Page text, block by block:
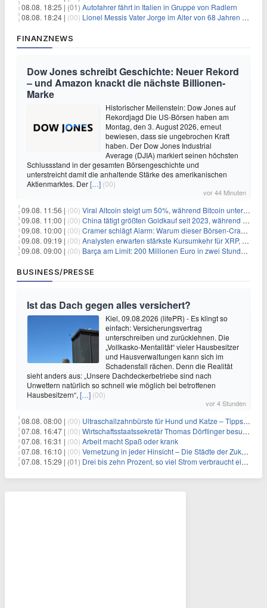
08.08. 18:25 | (01) Autofahrer fährt in Italien in Gruppe von Radlern
08.08. 18:24 | (00) Lionel Messis Vater Jorge im Alter von 68 Jahren gestorben
FINANZNEWS
Dow Jones schreibt Geschichte: Neuer Rekord
– und Amazon knackt die nächste Billionen-
Marke
Historischer Meilenstein: Dow Jones auf
Rekordjagd Die US-Börsen haben am
Montag, den 3. August 2026, erneut
bewiesen, dass sie ungebrochen Kraft
haben. Der Dow Jones Industrial
Average (DJIA) markiert seinen höchsten
Schlussstand in der gesamten Börsengeschichte und
unterstreicht damit die anhaltende Stärke des amerikanischen
Aktienmarktes. Der[…] (00)
vor 44 Minuten
09.08. 11:56 | (00) Viral Altcoin steigt um 50%, während Bitcoin unter $65.000 fällt
09.08. 11:00 | (00) China tätigt größten Goldkauf seit 2023, während Goldpreis um 8% steigt
09.08. 10:00 | (00) Cramer schlägt Alarm: Warum dieser Börsen-Crash die beste Einstiegschance seit Monaten ist
09.08. 09:19 | (00) Analysten erwarten stärkste Kursumkehr für XRP, während Polymarket skeptisch bleibt
09.08. 09:00 | (00) Barça am Limit: 200 Millionen Euro in zwei Stunden – warum dieser Schuldentrip hochgefährlich wird
BUSINESS/PRESSE
Ist das Dach gegen alles versichert?
Kiel, 09.08.2026 (lifePR) - Es klingt so
einfach: Versicherungsvertrag
unterschreiben und zurücklehnen. Die
„Vollkasko-Mentalität“ vieler Hausbesitzer
und Hausverwaltungen kann sich im
Schadensfall rächen. Denn die Realität
sieht anders aus: „Unsere Dachdeckerbetriebe sind nach
Unwettern natürlich so schnell wie möglich bei betroffenen
Hausbesitzern“, […] (00)
vor 4 Stunden
08.08. 08:00 | (00) Ultraschallzahnbürste für Hund und Katze – Tipps zur erfolgreichen Eingewöhnung
07.08. 16:47 | (00) Wirtschaftsstaatssekretär Thomas Dörflinger besucht Handwerksbetrieb im Kammerbezirk Freiburg
07.08. 16:31 | (00) Arbeit macht Spaß oder krank
07.08. 16:10 | (00) Vernetzung in jeder Hinsicht – Die Städte der Zukunft sind grün-blau
07.08. 15:29 | (01) Drei bis zehn Prozent, so viel Strom verbraucht ein Aufzug im Gebäude